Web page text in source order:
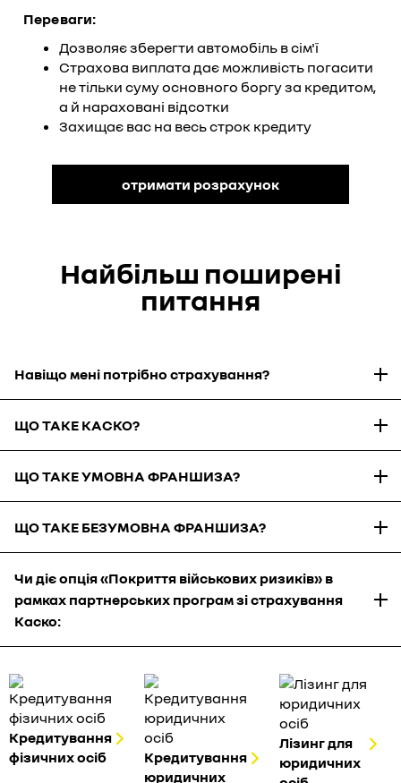
Переваги:
Дозволяє зберегти автомобіль в сім'ї
Страхова виплата дає можливість погасити
не тільки суму основного боргу за кредитом,
а й нараховані відсотки
Захищає вас на весь строк кредиту
отримати розрахунок
Найбільш поширені
питання
Навіщо мені потрібно страхування?
ЩО ТАКЕ КАСКО?
ЩО ТАКЕ УМОВНА ФРАНШИЗА?
ЩО ТАКЕ БЕЗУМОВНА ФРАНШИЗА?
Чи діє опція «Покриття військових ризиків» в
рамках партнерських програм зі страхування
Каско:
Кредитування
фізичних осіб
Кредитування
юридичних
Лізинг для
юридичних